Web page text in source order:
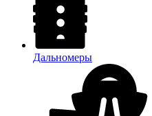
Дальномеры